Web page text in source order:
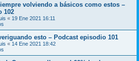
volviendo a básicos como estos –
102
« 19 Ene 2021 16:11
esto – Podcast episodio 101
« 14 Ene 2021 18:42